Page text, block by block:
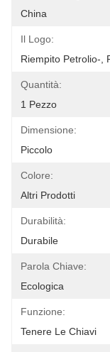
China
Il Logo:
Riempito Petrolio-,
Quantità:
1 Pezzo
Dimensione:
Piccolo
Colore:
Altri Prodotti
Durabilità:
Durabile
Parola Chiave:
Ecologica
Funzione:
Tenere Le Chiavi